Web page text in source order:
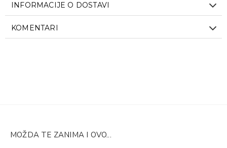
INFORMACIJE O DOSTAVI
KOMENTARI
MOŽDA TE ZANIMA I OVO...